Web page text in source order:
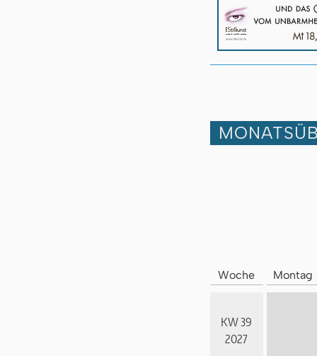
Woche Montag
KW 39
2027